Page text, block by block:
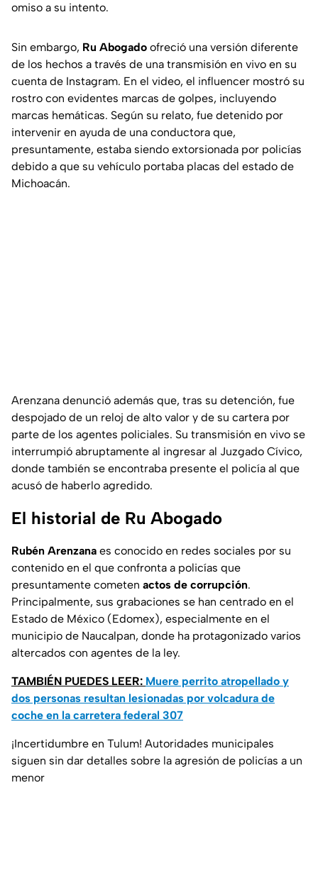
omiso a su intento.
Sin embargo, Ru Abogado ofreció una versión diferente
de los hechos a través de una transmisión en vivo en su
cuenta de Instagram. En el video, el influencer mostró su
rostro con evidentes marcas de golpes, incluyendo
marcas hemáticas. Según su relato, fue detenido por
intervenir en ayuda de una conductora que,
presuntamente, estaba siendo extorsionada por policías
debido a que su vehículo portaba placas del estado de
Michoacán.
Arenzana denunció además que, tras su detención, fue
despojado de un reloj de alto valor y de su cartera por
parte de los agentes policiales. Su transmisión en vivo se
interrumpió abruptamente al ingresar al Juzgado Cívico,
donde también se encontraba presente el policía al que
acusó de haberlo agredido.
El historial de Ru Abogado
Rubén Arenzana es conocido en redes sociales por su
contenido en el que confronta a policías que
presuntamente cometen actos de corrupción.
Principalmente, sus grabaciones se han centrado en el
Estado de México (Edomex), especialmente en el
municipio de Naucalpan, donde ha protagonizado varios
altercados con agentes de la ley.
TAMBIÉN PUEDES LEER: Muere perrito atropellado y
dos personas resultan lesionadas por volcadura de
coche en la carretera federal 307
¡Incertidumbre en Tulum! Autoridades municipales
siguen sin dar detalles sobre la agresión de policías a un
menor